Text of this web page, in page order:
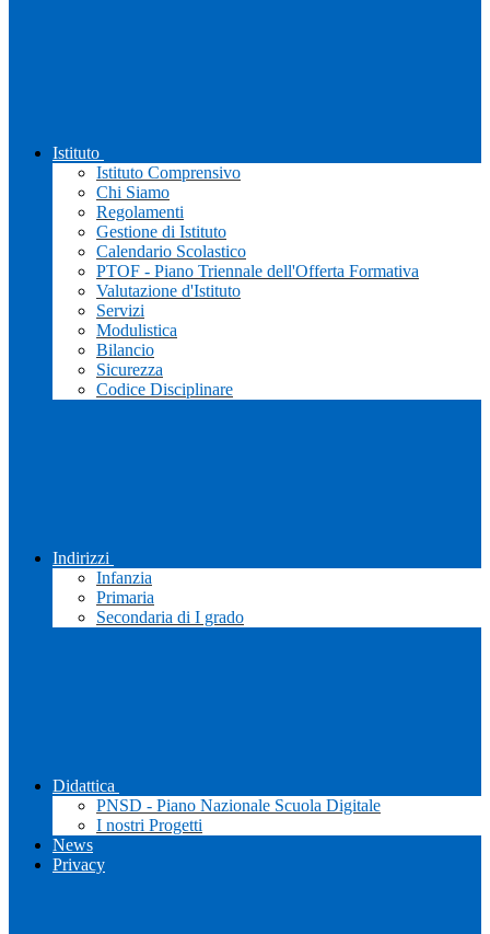
Istituto
Istituto Comprensivo
Chi Siamo
Regolamenti
Gestione di Istituto
Calendario Scolastico
PTOF - Piano Triennale dell'Offerta Formativa
Valutazione d'Istituto
Servizi
Modulistica
Bilancio
Sicurezza
Codice Disciplinare
Indirizzi
Infanzia
Primaria
Secondaria di I grado
Didattica
PNSD - Piano Nazionale Scuola Digitale
I nostri Progetti
News
Privacy